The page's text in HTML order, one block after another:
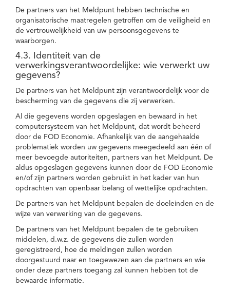
De partners van het Meldpunt hebben technische en
organisatorische maatregelen getroffen om de veiligheid en
de vertrouwelijkheid van uw persoonsgegevens te
waarborgen.
4.3. Identiteit van de
verwerkingsverantwoordelijke: wie verwerkt uw
gegevens?
De partners van het Meldpunt zijn verantwoordelijk voor de
bescherming van de gegevens die zij verwerken.
Al die gegevens worden opgeslagen en bewaard in het
computersysteem van het Meldpunt, dat wordt beheerd
door de FOD Economie. Afhankelijk van de aangehaalde
problematiek worden uw gegevens meegedeeld aan één of
meer bevoegde autoriteiten, partners van het Meldpunt. De
aldus opgeslagen gegevens kunnen door de FOD Economie
en/of zijn partners worden gebruikt in het kader van hun
opdrachten van openbaar belang of wettelijke opdrachten.
De partners van het Meldpunt bepalen de doeleinden en de
wijze van verwerking van de gegevens.
De partners van het Meldpunt bepalen de te gebruiken
middelen, d.w.z. de gegevens die zullen worden
geregistreerd, hoe de meldingen zullen worden
doorgestuurd naar en toegewezen aan de partners en wie
onder deze partners toegang zal kunnen hebben tot de
bewaarde informatie.